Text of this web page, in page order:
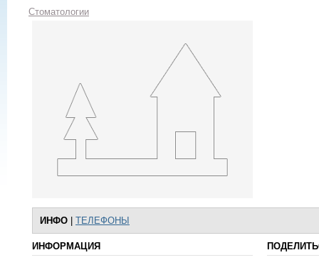
Стоматологии
ИНФО ТЕЛЕФОНЫ
ИНФОРМАЦИЯ